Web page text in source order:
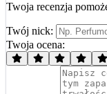
Twoja recenzja
Twój nick:
Twoja ocena: